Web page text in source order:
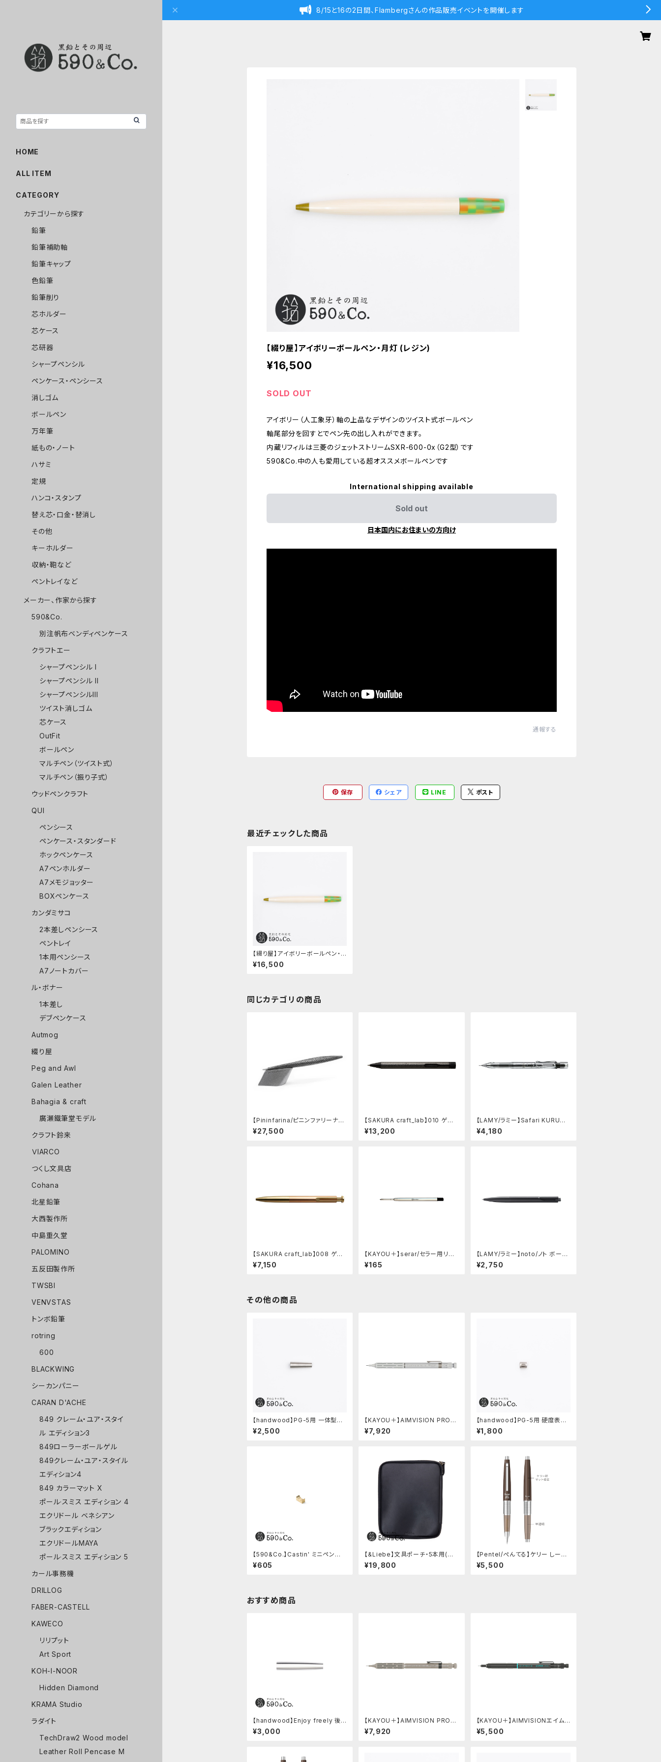
8/15と16の2日間、Flambergさんの作品販売イベントを開催します
【綴り屋】アイボリーボールペン・月灯 (レジン)
¥16,500
SOLD OUT
アイボリー（人工象牙）軸の上品なデザインのツイスト式ボールペン
軸尾部分を回すとでペン先の出し入れができます。
内蔵リフィルは三菱のジェットストリームSXR-600-0x（G2型）です
590&Co.中の人も愛用している超オススメボールペンです
International shipping available
Sold out
日本国内にお住まいの方向け
通報する
保存 シェア LINE ポスト
最近チェックした商品
【綴り屋】アイボリーボールペン・
月灯 (レジン)
¥16,500
同じカテゴリの商品
【Pininfarina/ピニンファリーナ】S
peedform (チタン)
¥27,500
【SAKURA craft_lab】010 ゲル
インキボールペン (ハンマートーン
チャコール)
¥13,200
【LAMY/ラミー】Safari KURUTO
GA inside シャープペンシル (ビ
スタ)
¥4,180
【SAKURA craft_lab】008 ゲル
インキボールペン (アシッドピンク)
¥7,150
【KAYOU＋】serar/セラー用リフィ
ル
¥165
【LAMY/ラミー】noto/ノト ボール
ペン・限定色 (オールブラック)
¥2,750
その他の商品
【handwood】PG-5用 一体型ノッ
ク部カバー (グルーブ/ステンレス)
¥2,500
【KAYOU＋】AIMVISION PRO/
エイムビジョンプロ (スノーホワイ
ト)
¥7,920
【handwood】PG-5用 硬度表示
窓 (ステンレス/楕円窓)
¥1,800
【590&Co.】Castin' ミニペン枕
(S)
¥605
【&Liebe】文具ポーチ・5本用(ス
ムースブラック)
¥19,800
【Pentel/ぺんてる】ケリー しーさ
ーコラボ限定カラー
¥5,500
おすすめ商品
【handwood】Enjoy freely 後
軸 (超超ジュラルミン)
¥3,000
【KAYOU＋】AIMVISION PRO/
エイムビジョンプロ (チタニウムゴ
ールド)
¥7,920
【KAYOU＋】AIMVISIONエイムビ
ジョン (ストーンブラック)
¥5,500
HOME
ALL ITEM
CATEGORY
カテゴリーから探す
鉛筆
鉛筆補助軸
鉛筆キャップ
色鉛筆
鉛筆削り
芯ホルダー
芯ケース
芯研器
シャープペンシル
ペンケース・ペンシース
消しゴム
ボールペン
万年筆
紙もの・ノート
ハサミ
定規
ハンコ・スタンプ
替え芯・口金・替消し
その他
キーホルダー
収納・鞄など
ペントレイなど
メーカー、作家から探す
590&Co.
別注帆布ベンディペンケース
クラフトエー
シャープペンシル I
シャープペンシル II
シャープペンシルIII
ツイスト消しゴム
芯ケース
OutFit
ボールペン
マルチペン（ツイスト式）
マルチペン（振り子式）
ウッドペンクラフト
QUI
ペンシース
ペンケース・スタンダード
ホックペンケース
A7ペンホルダー
A7メモジョッター
BOXペンケース
カンダミサコ
2本差しペンシース
ペントレイ
1本用ペンシース
A7ノートカバー
ル・ボナー
1本差し
デブペンケース
Autmog
綴り屋
Peg and Awl
Galen Leather
Bahagia & craft
廣瀬鐵筆堂モデル
クラフト鈴来
ＶIARCO
つくし文具店
Cohana
北星鉛筆
大西製作所
中島重久堂
PALOMINO
五反田製作所
TWSBI
VENVSTAS
トンボ鉛筆
rotring
600
BLACKWING
シーカンパニー
CARAN D'ACHE
849 クレーム・ユア・スタイ
ル エディション3
849ローラーボールゲル
849クレーム・ユア・スタイル
エディション4
849 カラーマット X
ポール·スミス エディション 4
エクリドール ベネシアン
ブラックエディション
エクリドールMAYA
ポール·スミス エディション 5
カール事務機
DRILLOG
FABER-CASTELL
KAWECO
リリプット
Art Sport
KOH-I-NOOR
Hidden Diamond
KRAMA Studio
ラダイト
TechDraw2 Wood model
Leather Roll Pencase M